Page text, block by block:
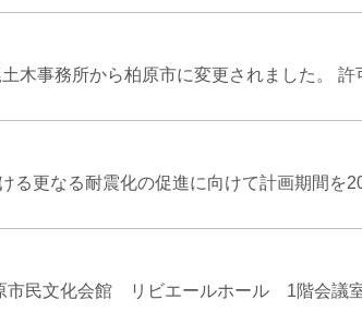
木事務所から柏原市に変更されました。
る更なる耐震化の促進に向けて計画期間
市民文化会館 リビエールホール 1階会